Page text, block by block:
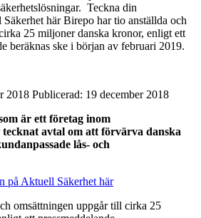
Teckna din
här Birepo har tio anställda och
25 miljoner danska kronor, enligt ett
beräknas ske i början av februari 2019.
2018 Publicerad: 19 december 2018
är ett företag inom
avtal om att förvärva danska
lås- och
på Aktuell Säkerhet här
omsättningen uppgår till cirka 25